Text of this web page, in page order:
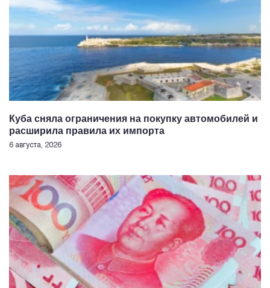
Куба сняла ограничения на покупку автомобилей и
расширила правила их импорта
6 августа, 2026